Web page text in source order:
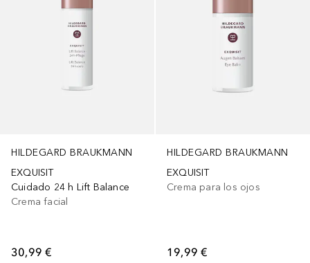
HILDEGARD BRAUKMANN
EXQUISIT
Cuidado 24 h Lift Balance
Crema facial
30,99 €
HILDEGARD BRAUKMANN
EXQUISIT
Crema para los ojos
19,99 €